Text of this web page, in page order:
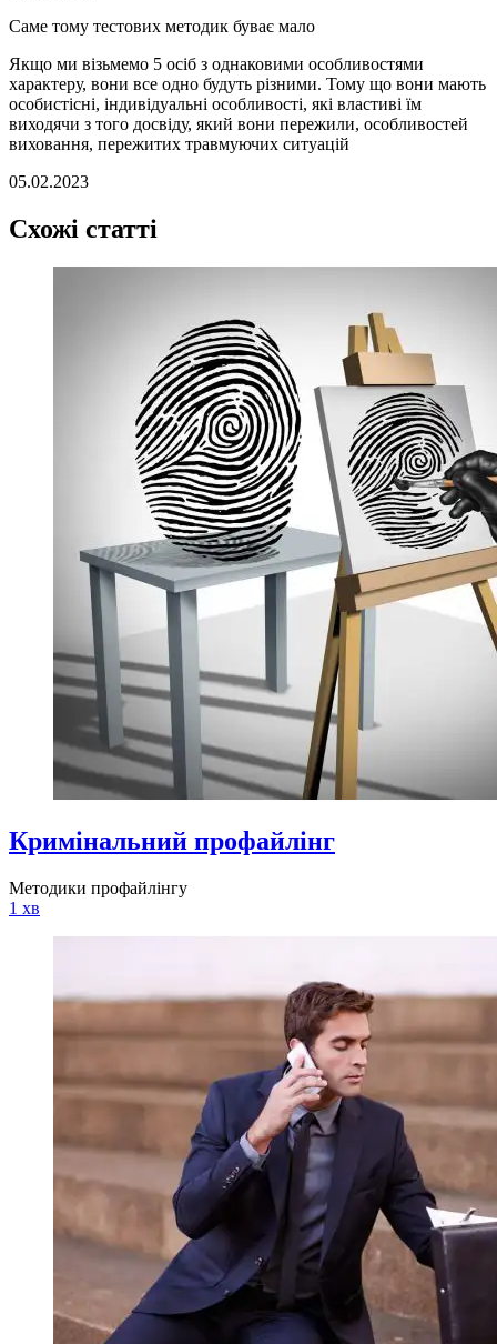
Саме тому тестових методик буває мало
Якщо ми візьмемо 5 осіб з однаковими особливостями
характеру, вони все одно будуть різними. Тому що вони мають
особистісні, індивідуальні особливості, які властиві їм
виходячи з того досвіду, який вони пережили, особливостей
виховання, пережитих травмуючих ситуацій
05.02.2023
Схожі статті
Кримінальний профайлінг
Методики профайлінгу
1 хв